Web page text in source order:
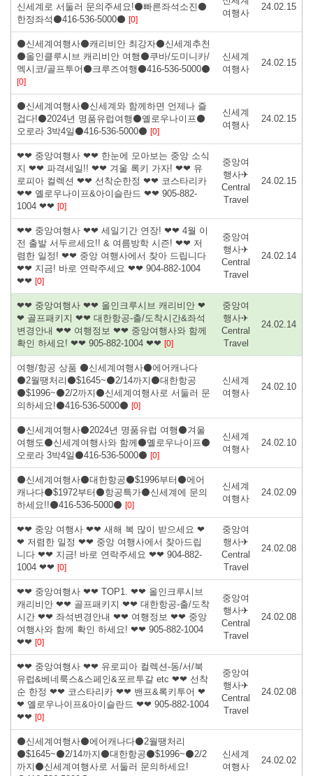
신세계로 서둘러 문의주세요!⚫빠른좌석소진⚫
한정좌석⚫416-536-5000⚫ [0]
여행사
24.02.15
⚫신세계여행사⚫캐리비안 최강자⚫신세계추천
⚫올인클루시브 캐리비안 여행⚫쿠바/도미니카/
멕시코/골프투어⚫크루즈여행⚫416-536-5000⚫
[0]
신세계
여행사
24.02.15
⚫신세계여행사⚫신세계와 함께하면 언제나 즐
겁다!⚫2024년 명품유럽여행⚫옐로우나이프⚫
오로라 3박4일⚫416-536-5000⚫ [0]
신세계
여행사
24.02.15
❤❤ 중앙여행사 ❤❤ 한눈에 모아보는 중앙 소식
지 ❤❤ 파격세일!! ❤❤ 겨울 록키 가자! ❤❤ 유
로피아 컬렉션 ❤❤ 선착순한정 ❤❤ 코스타리카
❤❤ 옐로우나이프&아이슬란드 ❤❤ 905-882-
1004 ❤❤ [0]
중앙여
행사✈
Central
Travel
24.02.15
❤❤ 중앙여행사 ❤❤ 세일기간 연장! ❤❤ 4월 이
전 출발 서두르세요!! & 여름방학 시즌! ❤❤ 저
렴한 일정! ❤❤ 중앙 여행사에서 찾아 드립니다
❤❤ 지금! 바로 연락주세요 ❤❤ 904-882-1004
❤❤ [0]
중앙여
행사✈
Central
Travel
24.02.14
❤❤ 중앙여행사 ❤❤ 올인크루시브 캐리비안 ❤
❤ 골프패키지 ❤❤ 대한항공-출/도착시간&좌석
변경안내 ❤❤ 여행정보 ❤❤ 중앙여행사와 함께
확인 하세요! ❤❤ 905-882-1004 ❤❤ [0]
중앙여
행사✈
Central
Travel
24.02.14
여행/항공 상품 ⚫신세계여행사⚫에어캐나다
⚫2월땡처리⚫$1645~⚫2/14까지⚫대한항공
⚫$1996~⚫2/2까지⚫신세계여행사로 서둘러 문
의하세요!⚫416-536-5000⚫ [0]
신세계
여행사
24.02.10
⚫신세계여행사⚫2024년 명품유럽 여행⚫겨울
여행도⚫신세계여행사와 함께⚫옐로우나이프⚫
오로라 3박4일⚫416-536-5000⚫ [0]
신세계
여행사
24.02.10
⚫신세계여행사⚫대한항공⚫$1996부터⚫에어
캐나다⚫$1972부터⚫항공특가⚫신세계에 문의
하세요!!⚫416-536-5000⚫ [0]
신세계
여행사
24.02.09
❤❤ 중앙 여행사 ❤❤ 새해 복 많이 받으세요 ❤
❤ 저렴한 일정 ❤❤ 중앙 여행사에서 찾아드립
니다 ❤❤ 지금! 바로 연락주세요 ❤❤ 904-882-
1004 ❤❤ [0]
중앙여
행사✈
Central
Travel
24.02.08
❤❤ 중앙여행사 ❤❤ TOP1. ❤❤ 올인크루시브
캐리비안 ❤❤ 골프패키지 ❤❤ 대한항공-출/도착
시간 ❤❤ 좌석변경안내 ❤❤ 여행정보 ❤❤ 중앙
여행사와 함께 확인 하세요! ❤❤ 905-882-1004
❤❤ [0]
중앙여
행사✈
Central
Travel
24.02.08
❤❤ 중앙여행사 ❤❤ 유로피아 컬렉션-동/서/북
유럽&베네룩스&스페인&포르투갈 etc ❤❤ 선착
순 한정 ❤❤ 코스타리카 ❤❤ 밴프&록키투어 ❤
❤ 옐로우나이프&아이슬란드 ❤❤ 905-882-1004
❤❤ [0]
중앙여
행사✈
Central
Travel
24.02.08
⚫신세계여행사⚫에어캐나다⚫2월땡처리
⚫$1645~⚫2/14까지⚫대한항공⚫$1996~⚫2/2
까지⚫신세계여행사로 서둘러 문의하세요!
신세계
여행사
24.02.02